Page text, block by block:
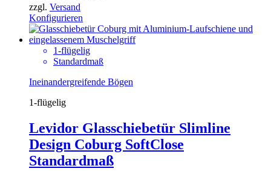
zzgl. Versand
Konfigurieren
1-flügelig
Standardmaß
Ineinandergreifende Bögen
1-flügelig
Levidor Glasschiebetür Slimline
Design Coburg SoftClose
Standardmaß